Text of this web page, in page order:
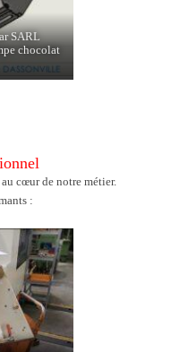
SARL
chocolat
au cœur de notre métier.
: